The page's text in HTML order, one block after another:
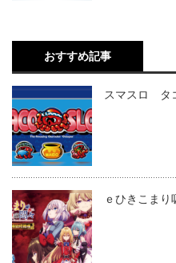
おすすめ記事
スマスロ タ
ｅひきこまり